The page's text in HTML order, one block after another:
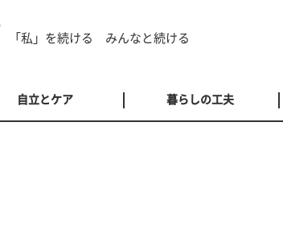
「私」を続ける みんなと続ける
自立とケア 暮らしの工夫